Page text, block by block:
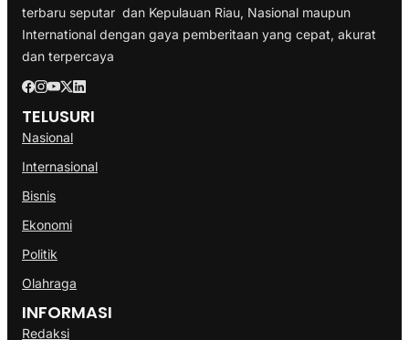
terbaru seputar dan Kepulauan Riau, Nasional maupun
International dengan gaya pemberitaan yang cepat, akurat
dan terpercaya
TELUSURI
Nasional
Internasional
Bisnis
Ekonomi
Politik
Olahraga
INFORMASI
Redaksi